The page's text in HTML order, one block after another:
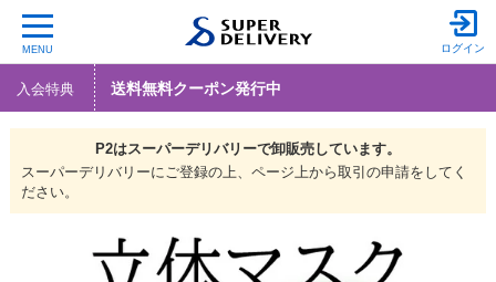
MENU ログイン
入会特典 送料無料クーポン発行中
P2はスーパーデリバリーで卸販売しています。
スーパーデリバリーにご登録の上、ページ上から取引の申請をしてく
ださい。